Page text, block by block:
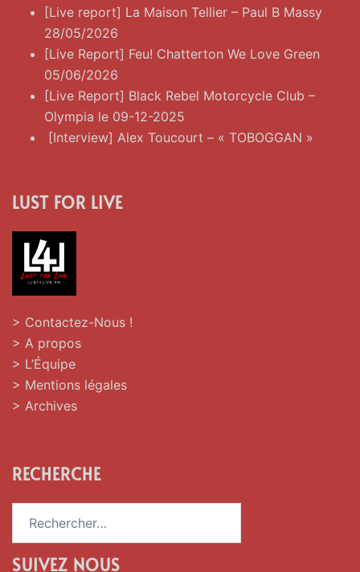
[Live report] La Maison Tellier – Paul B Massy
28/05/2026
[Live Report] Feu! Chatterton We Love Green
05/06/2026
[Live Report] Black Rebel Motorcycle Club –
Olympia le 09-12-2025
[Interview] Alex Toucourt – « TOBOGGAN »
LUST FOR LIVE
> Contactez-Nous !
> A propos
> L’Équipe
> Mentions légales
> Archives
RECHERCHE
SUIVEZ NOUS